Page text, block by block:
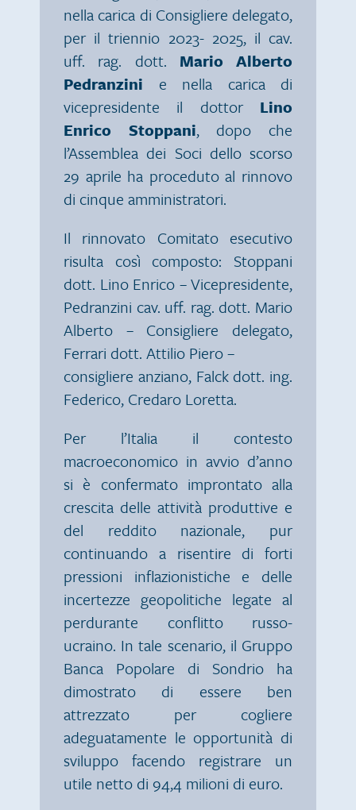
nella carica di Consigliere delegato,
per il triennio 2023- 2025, il cav.
uff. rag. dott. Mario Alberto
Pedranzini e nella carica di
vicepresidente il dottor Lino
Enrico Stoppani, dopo che
l’Assemblea dei Soci dello scorso
29 aprile ha proceduto al rinnovo
di cinque amministratori.
Il rinnovato Comitato esecutivo
risulta così composto: Stoppani
dott. Lino Enrico – Vicepresidente,
Pedranzini cav. uff. rag. dott. Mario
Alberto – Consigliere delegato,
Ferrari dott. Attilio Piero –
consigliere anziano, Falck dott. ing.
Federico, Credaro Loretta.
Per l’Italia il contesto
macroeconomico in avvio d’anno
si è confermato improntato alla
crescita delle attività produttive e
del reddito nazionale, pur
continuando a risentire di forti
pressioni inflazionistiche e delle
incertezze geopolitiche legate al
perdurante conflitto russo-
ucraino. In tale scenario, il Gruppo
Banca Popolare di Sondrio ha
dimostrato di essere ben
attrezzato per cogliere
adeguatamente le opportunità di
sviluppo facendo registrare un
utile netto di 94,4 milioni di euro.